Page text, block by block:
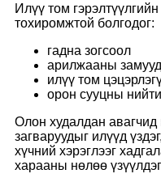
Илүү том
тохиромжтой болгодог:
гадна зогсоол
арилжааны замууд
илүү том
орон сууцны
Олон худалдан авагчид
загваруудыг илүүд
хүчний хэрэглээг
харааны нөлөө